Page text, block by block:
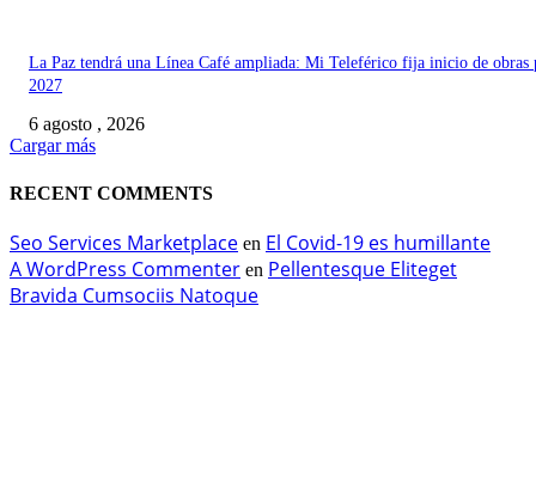
La Paz tendrá una Línea Café ampliada: Mi Teleférico fija inicio de obras
2027
6 agosto , 2026
Cargar más
RECENT COMMENTS
Seo Services Marketplace en El Covid-19 es humillante
A WordPress Commenter en Pellentesque Eliteget
Bravida Cumsociis Natoque